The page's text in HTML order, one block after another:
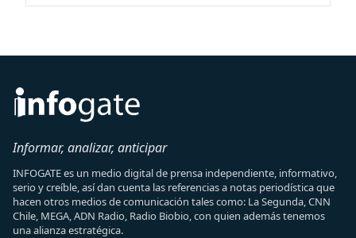
Informar, analizar, anticipar
INFOGATE es un medio digital de prensa independiente, informativo,
serio y creíble, así dan cuenta las referencias a notas periodística que
hacen otros medios de comunicación tales como: La Segunda, CNN
Chile, MEGA, ADN Radio, Radio Biobio, con quien además tenemos
una alianza estratégica.